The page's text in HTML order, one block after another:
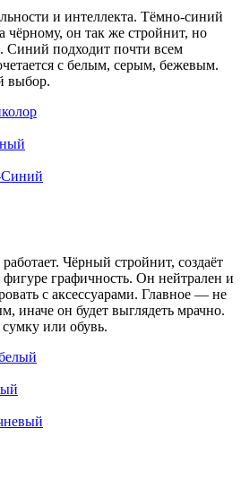
и интеллекта. Тёмно-синий
чёрному, он так же стройнит, но
Синий подходит почти всем
с белым, серым, бежевым.
выбор.
Чёрный стройнит, создаёт
графичность. Он нейтрален и
с аксессуарами. Главное — не
иначе он будет выглядеть мрачно.
или обувь.